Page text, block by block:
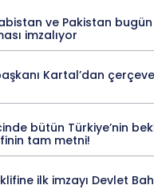
ve Pakistan
imzalıyor
Kartal’dan
bütün Türkiye’nin
tam metni!
ilk imzayı Devlet